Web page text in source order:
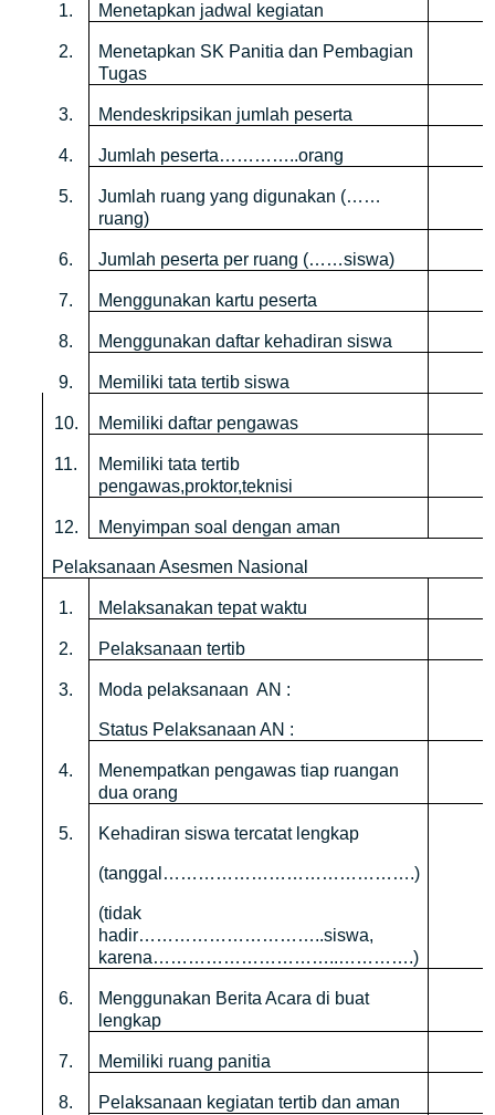
1. Menetapkan jadwal kegiatan
2.
Menetapkan SK Panitia dan Pembagian
Tugas
3. Mendeskripsikan jumlah peserta
4. Jumlah peserta…………..orang
5.
Jumlah ruang yang digunakan (……
ruang)
6. Jumlah peserta per ruang (……siswa)
7. Menggunakan kartu peserta
8. Menggunakan daftar kehadiran siswa
9. Memiliki tata tertib siswa
10. Memiliki daftar pengawas
11.
Memiliki tata tertib
pengawas,proktor,teknisi
12. Menyimpan soal dengan aman
Pelaksanaan Asesmen Nasional
1. Melaksanakan tepat waktu
2. Pelaksanaan tertib
3. Moda pelaksanaan AN :
Status Pelaksanaan AN :
4.
Menempatkan pengawas tiap ruangan
dua orang
5. Kehadiran siswa tercatat lengkap
(tanggal…………………………………….)
(tidak
hadir…………………………..siswa,
karena…………………………..………….)
6.
Menggunakan Berita Acara di buat
lengkap
7. Memiliki ruang panitia
8. Pelaksanaan kegiatan tertib dan aman